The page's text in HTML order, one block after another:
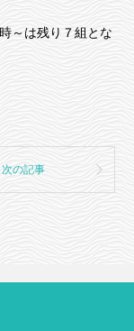
～は残り７組とな
次の記事